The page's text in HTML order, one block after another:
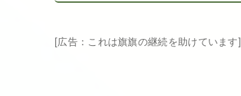
[広告：これは旗旗の継続を助けています]